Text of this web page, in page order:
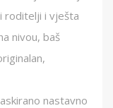
roditelji i vješta
nivou, baš
nastavno